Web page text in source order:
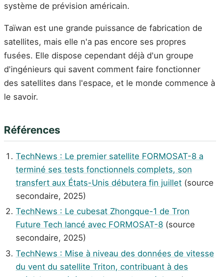
système de prévision américain.
Taïwan est une grande puissance de fabrication de
satellites, mais elle n'a pas encore ses propres
fusées. Elle dispose cependant déjà d'un groupe
d'ingénieurs qui savent comment faire fonctionner
des satellites dans l'espace, et le monde commence à
le savoir.
Références
TechNews : Le premier satellite FORMOSAT-8 a
terminé ses tests fonctionnels complets, son
transfert aux États-Unis débutera fin juillet (source
secondaire, 2025)
TechNews : Le cubesat Zhongque-1 de Tron
Future Tech lancé avec FORMOSAT-8 (source
secondaire, 2025)
TechNews : Mise à niveau des données de vitesse
du vent du satellite Triton, contribuant à des